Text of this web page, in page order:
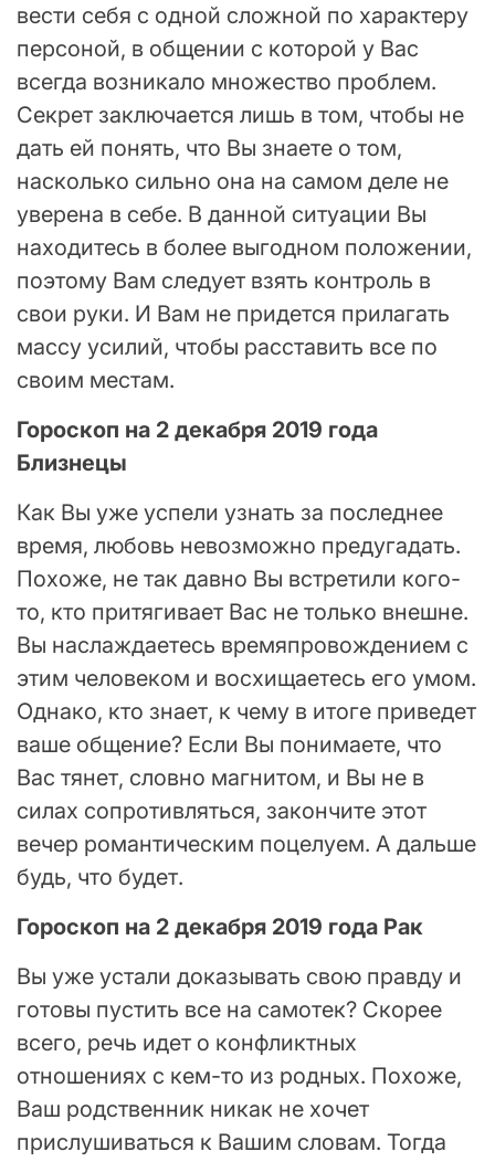
вести себя с одной сложной по характеру
персоной, в общении с которой у Вас
всегда возникало множество проблем.
Секрет заключается лишь в том, чтобы не
дать ей понять, что Вы знаете о том,
насколько сильно она на самом деле не
уверена в себе. В данной ситуации Вы
находитесь в более выгодном положении,
поэтому Вам следует взять контроль в
свои руки. И Вам не придется прилагать
массу усилий, чтобы расставить все по
своим местам.
Гороскоп на 2 декабря 2019 года
Близнецы
Как Вы уже успели узнать за последнее
время, любовь невозможно предугадать.
Похоже, не так давно Вы встретили кого-
то, кто притягивает Вас не только внешне.
Вы наслаждаетесь времяпровождением с
этим человеком и восхищаетесь его умом.
Однако, кто знает, к чему в итоге приведет
ваше общение? Если Вы понимаете, что
Вас тянет, словно магнитом, и Вы не в
силах сопротивляться, закончите этот
вечер романтическим поцелуем. А дальше
будь, что будет.
Гороскоп на 2 декабря 2019 года Рак
Вы уже устали доказывать свою правду и
готовы пустить все на самотек? Скорее
всего, речь идет о конфликтных
отношениях с кем-то из родных. Похоже,
Ваш родственник никак не хочет
прислушиваться к Вашим словам. Тогда